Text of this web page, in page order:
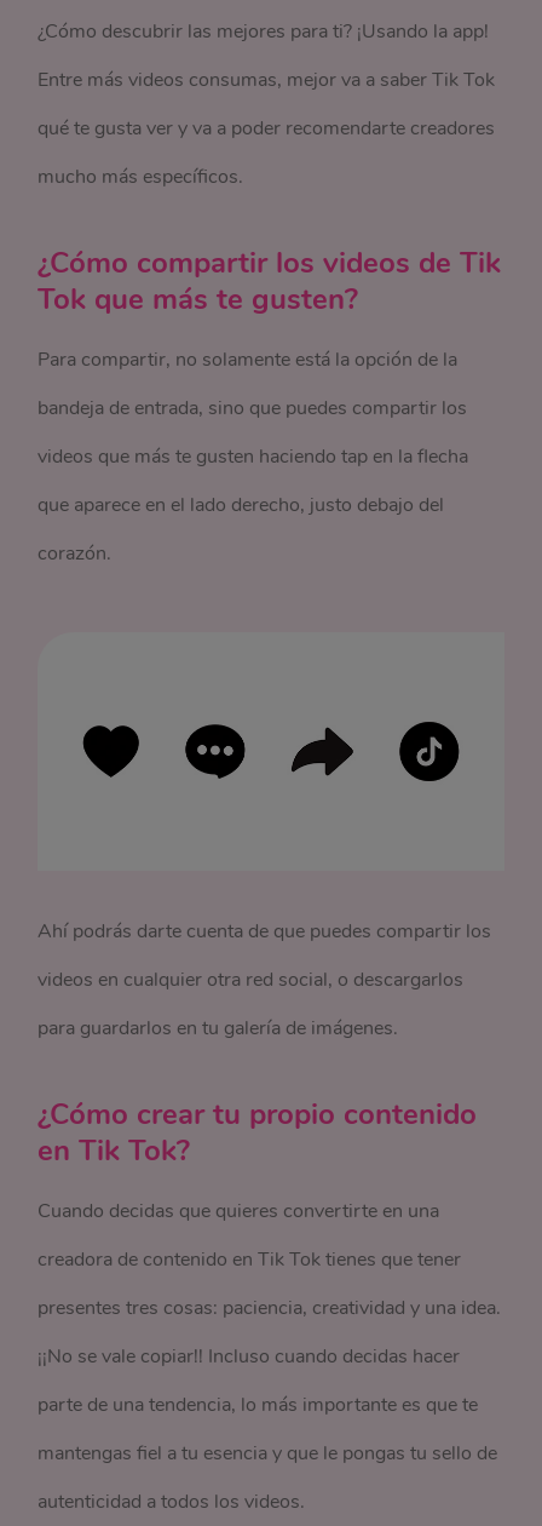
¿Cómo descubrir las mejores para ti? ¡Usando la app!
Entre más videos consumas, mejor va a saber Tik Tok
qué te gusta ver y va a poder recomendarte creadores
mucho más específicos.
¿Cómo compartir los videos de Tik
Tok que más te gusten?
Para compartir, no solamente está la opción de la
bandeja de entrada, sino que puedes compartir los
videos que más te gusten haciendo tap en la flecha
que aparece en el lado derecho, justo debajo del
corazón.
Ahí podrás darte cuenta de que puedes compartir los
videos en cualquier otra red social, o descargarlos
para guardarlos en tu galería de imágenes.
¿Cómo crear tu propio contenido
en Tik Tok?
Cuando decidas que quieres convertirte en una
creadora de contenido en Tik Tok tienes que tener
presentes tres cosas: paciencia, creatividad y una idea.
¡¡No se vale copiar!! Incluso cuando decidas hacer
parte de una tendencia, lo más importante es que te
mantengas fiel a tu esencia y que le pongas tu sello de
autenticidad a todos los videos.